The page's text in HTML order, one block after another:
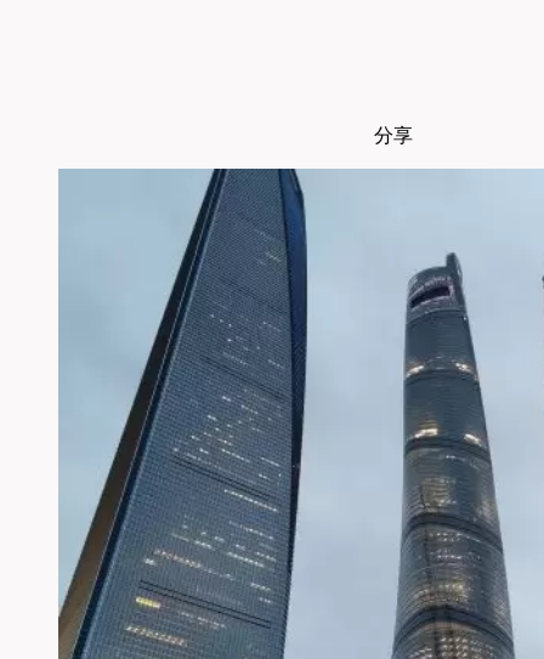
分享